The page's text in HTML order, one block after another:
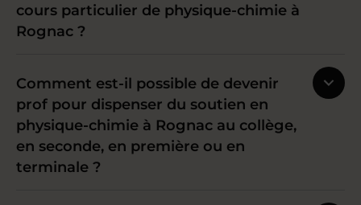
cours particulier de physique-chimie à
Rognac ?
Comment est-il possible de devenir
prof pour dispenser du soutien en
physique-chimie à Rognac au collège,
en seconde, en première ou en
terminale ?